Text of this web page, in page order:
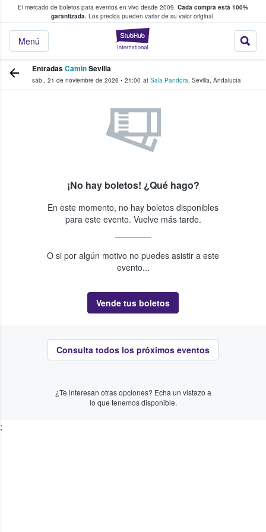
El mercado de boletos para eventos en vivo desde 2009. Cada compra está 100%
garantizada. Los precios pueden variar de su valor original.
StubHub: donde
Menú
fans compran y venden boletos
EntradasCaminSevilla
sáb., 21 de noviembre de 2026 • 21:00 at Sala Pandora, Sevilla, Andalucía
¡No hay boletos! ¿Qué hago?
En este momento, no hay boletos disponibles
para este evento. Vuelve más tarde.
O si por algún motivo no puedes asistir a este
evento...
Vende tus boletos
Consulta todos los próximos eventos
¿Te interesan otras opciones? Echa un vistazo a
lo que tenemos disponible.
;